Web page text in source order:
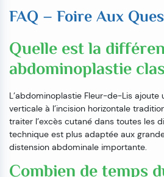
FAQ – Foire Aux
Quelle est la
abdominoplastie
L’abdominoplastie Fleur-de-Lis ajoute
verticale à l’incision horizontale
traiter l’excès cutané dans toutes les
technique est plus adaptée aux
distension abdominale importante.